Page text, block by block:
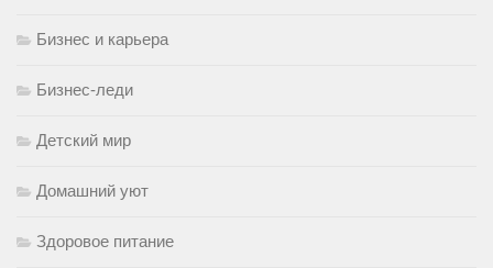
Бизнес и карьера
Бизнес-леди
Детский мир
Домашний уют
Здоровое питание